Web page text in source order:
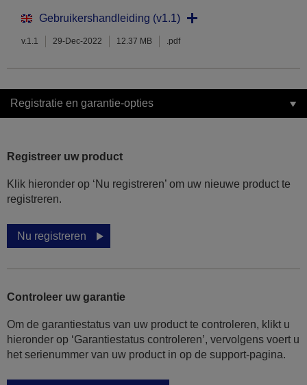
Gebruikershandleiding (v1.1)
v.1.1 29-Dec-2022 12.37 MB .pdf
Registratie en garantie-opties
Registreer uw product
Klik hieronder op ‘Nu registreren’ om uw nieuwe product te
registreren.
Nu registreren
Controleer uw garantie
Om de garantiestatus van uw product te controleren, klikt u
hieronder op ‘Garantiestatus controleren’, vervolgens voert u
het serienummer van uw product in op de support-pagina.